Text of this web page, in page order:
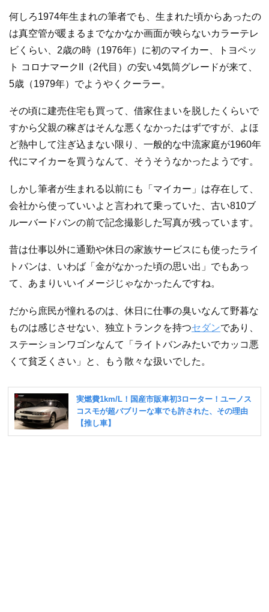
何しろ1974年生まれの筆者でも、生まれた頃からあったの
は真空管が暖まるまでなかなか画面が映らないカラーテレ
ビくらい、2歳の時（1976年）に初のマイカー、トヨペッ
ト コロナマークII（2代目）の安い4気筒グレードが来て、
5歳（1979年）でようやくクーラー。
その頃に建売住宅も買って、借家住まいを脱したくらいで
すから父親の稼ぎはそんな悪くなかったはずですが、よほ
ど熱中して注ぎ込まない限り、一般的な中流家庭が1960年
代にマイカーを買うなんて、そうそうなかったようです。
しかし筆者が生まれる以前にも「マイカー」は存在して、
会社から使っていいよと言われて乗っていた、古い810ブ
ルーバードバンの前で記念撮影した写真が残っています。
昔は仕事以外に通勤や休日の家族サービスにも使ったライ
トバンは、いわば「金がなかった頃の思い出」でもあっ
て、あまりいいイメージじゃなかったんですね。
だから庶民が憧れるのは、休日に仕事の臭いなんて野暮な
ものは感じさせない、独立トランクを持つセダンであり、
ステーションワゴンなんて「ライトバンみたいでカッコ悪
くて貧乏くさい」と、もう散々な扱いでした。